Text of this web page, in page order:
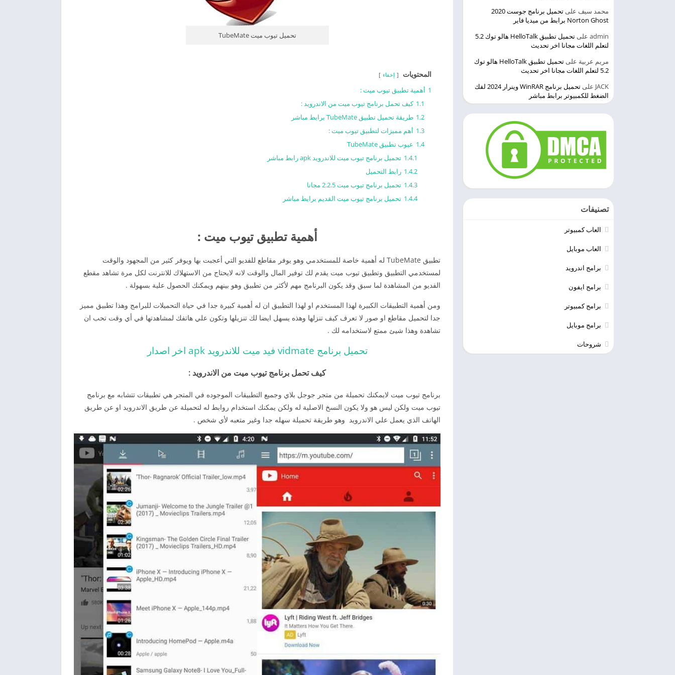
تحميل تيوب ميت TubeMate
المحتويات إخفاء
1 أهمية تطبيق تيوب ميت :
1.1 كيف تحمل برنامج تيوب ميت من الاندرويد :
1.2 طريقة تحميل تطبيق TubeMate برابط مباشر
1.3 أهم مميزات لتطبيق تيوب ميت :
1.4 عيوب تطبيق TubeMate
1.4.1 تحميل برنامج تيوب ميت للاندرويد apk رابط مباشر
1.4.2 رابط التحميل
1.4.3 تحميل برنامج تيوب ميت 2.2.5 مجانا
1.4.4 تحميل برنامج تيوب ميت القديم برابط مباشر
أهمية تطبيق تيوب ميت :
تطبيق TubeMate له أهمية خاصة للمستخدمي وهو يوفر مقاطع للفديو التي أعجبت بها ويوفر كثير من المجهود والوقت
لمستخدمي التطبيق وتطبيق تيوب ميت يقدم لك توفير المال والوقت لانه لايحتاج من الاستهلاك للانترنت لكل مرة تشاهد مقطع
الفديو من المشاهدة لما سبق وقد يكون البرنامج مهم لأكثر من تطبيق وهو بينهم ويمكنك الحصول علية بسهولة .
ومن أهمية التطبيقات الكبيرة لهذا المستخدم او لهذا التطبيق ان له أهمية كبيرة جدا في حياة التحميلات للبرامج وهذا تطبيق مميز
جدا لتحميل مقاطع او صور لا تعرف كيف تنزلها وهذه يسهل ايضا لك تنزيلها وتكون علي هاتفك لمشاهدتها في أي وقت تحب ان
تشاهدة وهذا شيئ ممتع لاستخدامه لك .
تحميل برنامج vidmate فيد ميت للاندرويد apk اخر اصدار
كيف تحمل برنامج تيوب ميت من الاندرويد :
برنامج تيوب ميت لايمكنك تحميلة من متجر جوجل بلاي وجميع التطبيقات الموجوده في المتجر هي تطبيقات تتشابه مع برنامج
تيوب ميت ولكن ليس هو ولا يكون النسخ الاصلية له ولكن يمكنك استخدام روابط له لتحميلة عن طريق الاندرويد او عن طريق
الهاتف الذي يعمل علي الاندرويد وهو طريقة تحميلة سهله جدا وغير متعبه لأي شخص .
محمد سيف على
تحميل برنامج جوست 2020
Norton Ghost برابط من ميديا فاير
admin على
تحميل تطبيق HelloTalk هالو توك 5.2
لتعلم اللغات مجانا اخر تحديث
مريم عربية على
تحميل تطبيق HelloTalk هالو توك
5.2 لتعلم اللغات مجانا اخر تحديث
JACK على
تحميل برنامج WinRAR وينرار 2024 لفك
الضغط للكمبيوتر برابط مباشر
تصنيفات
العاب كمبيوتر
العاب موبايل
برامج اندرويد
برامج ايفون
برامج كمبيوتر
برامج موبايل
شروحات